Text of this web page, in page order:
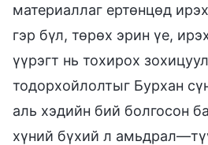
материаллаг ертөнцөд
гэр бүл, төрөх эрин үе,
үүрэгт нь тохирох
тодорхойлолтыг Бурхан
аль хэдийн бий болгосон
хүний бүхий л